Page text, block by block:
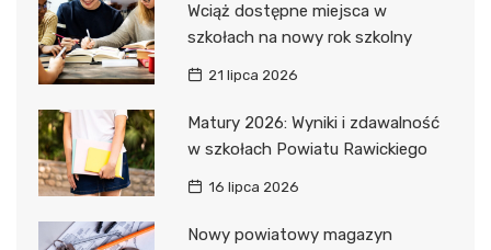
Wciąż dostępne miejsca w
szkołach na nowy rok szkolny
21 lipca 2026
Matury 2026: Wyniki i zdawalność
w szkołach Powiatu Rawickiego
16 lipca 2026
Nowy powiatowy magazyn